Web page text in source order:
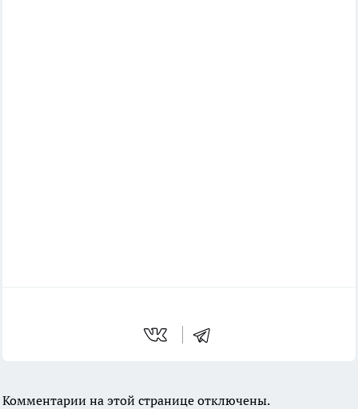
Комментарии на этой странице отключены.